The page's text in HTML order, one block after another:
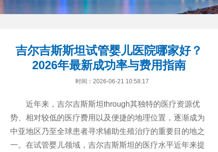
吉尔吉斯斯坦试管婴儿医院哪家好？
2026年最新成功率与费用指南
时间：2026-06-21 10:58:17
近年来，吉尔吉斯斯坦through其独特的医疗资源优
势、相对较低的医疗费用以及便捷的地理位置，逐渐成为
中亚地区乃至全球患者寻求辅助生殖治疗的重要目的地之
一。在试管婴儿领域，吉尔吉斯斯坦的医疗水平近年来提